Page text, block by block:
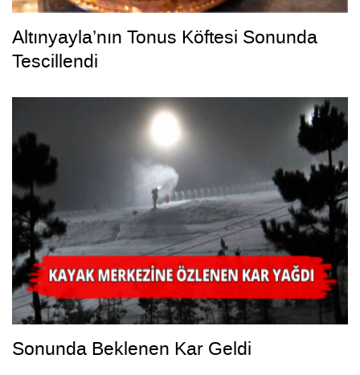
Altınyayla’nın Tonus Köftesi Sonunda
Tescillendi
Sonunda Beklenen Kar Geldi